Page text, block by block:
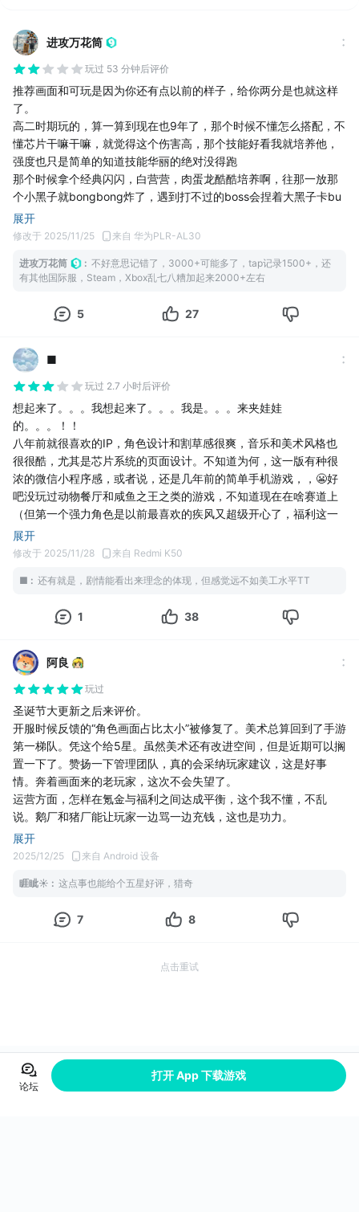
进攻万花筒
玩过 53 分钟后评价
推荐画面和可玩是因为你还有点以前的样子，给你两分是也就这样
了。
高二时期玩的，算一算到现在也9年了，那个时候不懂怎么搭配，不
懂芯片干嘛干嘛，就觉得这个伤害高，那个技能好看我就培养他，
强度也只是简单的知道技能华丽的绝对没得跑
那个时候拿个经典闪闪，白营营，肉蛋龙酷酷培养啊，往那一放那
个小黑子就bongbong炸了，遇到打不过的boss会捏着大黑子卡bu
g过，要是谁能刷蛋池刷到个失落或者星耀那个组的，真的是很羡
慕。
个通关，一个培养，玩的那是叫一个无忧无虑啊，后来高三了，慢
慢也就不玩了，等到上大学想起来发现游戏凉了，但是每年都看一
有点激动的，毕竟这个游戏算是我接触的第一个放置类游戏，纯纯
后来机缘巧合知道那个回收站，又上Steam买了玩，虽然很熟悉，
但就是找不到以前那个感觉，也就放置了。
终于等到蹦开服了，而你游现在刚上线炸服，很正常，我玩到现在3
000+游戏都有了，见得不要太多，等呗，等修复，等完了进去总算
不跳重连了，但是分解崽崽出源代码，限时任务无法完成，我都给
我星耀升20级了，内个升级任务愣是没完成，唯一完成的还是加速
孵化了一个蛋，再就是其他乱七八糟的小问题也不扯了，有问题修
复呗，又不是什么大事，但是一天了，你游是我见到第一个24+小
时一些小毛病没解决的，甚至给的奖励也扣扣搜搜，三个兑换码？
兑换什么？兑换策划码吗？你但凡给我一个十连我都不会在这长篇
大论给你回忆过去，真的没招了。
还有玩家真的对你很包容了，多少游戏一炸服从9.5/9.6一路爆跌，
想怎么样？
了东北雨姐，核心是一样的，外观一言难尽
展开
修改于 2025/11/25 来自 华为PLR-AL30
进攻万花筒 : 不好意思记错了，3000+可能多了，tap记录1500+，还
有其他国际服，Steam，Xbox乱七八糟加起来2000+左右
5 27
■
玩过 2.7 小时后评价
想起来了。。。我想起来了。。。我是。。。来夹娃娃
的。。。！！
八年前就很喜欢的IP，角色设计和割草感很爽，音乐和美术风格也
很很酷，尤其是芯片系统的页面设计。不知道为何，这一版有种很
浓的微信小程序感，或者说，还是几年前的简单手机游戏，，😬好
吧没玩过动物餐厅和咸鱼之王之类的游戏，不知道现在在啥赛道上
（但第一个强力角色是以前最喜欢的疾风又超级开心了，福利这一
块非常熟悉啊）
交互很多地方比较卡手，比如弹窗、功能面板的回弹、选择功能时
崽崽如何进化，虽说摸索着摸索着都能懂…但从这感觉出来更像一
这款游戏到底要往什么方向去呢？很希望未来也能见到它，但现在
我永远喜欢疾风和失落家族TT
展开
修改于 2025/11/28 来自 Redmi K50
■ : 还有就是，剧情能看出来理念的体现，但感觉远不如美工水平TT
1 38
阿良
玩过
圣诞节大更新之后来评价。
开服时候反馈的“角色画面占比太小”被修复了。美术总算回到了手游
第一梯队。凭这个给5星。虽然美术还有改进空间，但是近期可以搁
置一下了。赞扬一下管理团队，真的会采纳玩家建议，这是好事
情。奔着画面来的老玩家，这次不会失望了。
运营方面，怎样在氪金与福利之间达成平衡，这个我不懂，不乱
说。鹅厂和猪厂能让玩家一边骂一边充钱，这也是功力。
展开
2025/12/25 来自 Android 设备
睚眦☀ : 这点事也能给个五星好评，猎奇
7 8
点击重试
论坛
打开 App 下载游戏